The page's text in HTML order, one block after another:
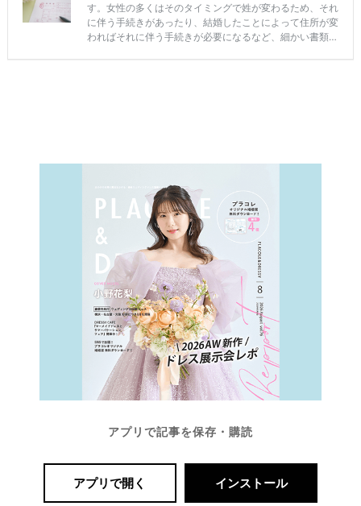
アプリで記事を保存・購読
アプリで開く インストール